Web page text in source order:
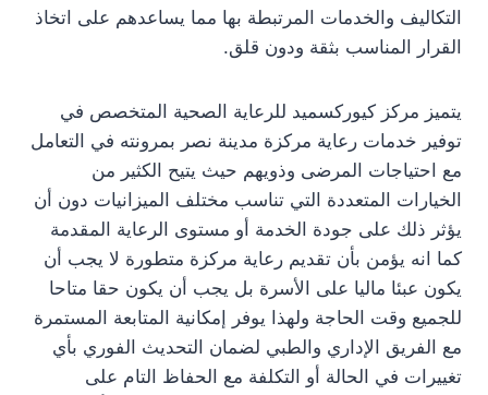
التكاليف والخدمات المرتبطة بها مما يساعدهم على اتخاذ
القرار المناسب بثقة ودون قلق.
يتميز مركز كيوركسميد للرعاية الصحية المتخصص في
توفير خدمات رعاية مركزة مدينة نصر بمرونته في التعامل
مع احتياجات المرضى وذويهم حيث يتيح الكثير من
الخيارات المتعددة التي تناسب مختلف الميزانيات دون أن
يؤثر ذلك على جودة الخدمة أو مستوى الرعاية المقدمة
كما انه يؤمن بأن تقديم رعاية مركزة متطورة لا يجب أن
يكون عبئا ماليا على الأسرة بل يجب أن يكون حقا متاحا
للجميع وقت الحاجة ولهذا يوفر إمكانية المتابعة المستمرة
مع الفريق الإداري والطبي لضمان التحديث الفوري بأي
تغييرات في الحالة أو التكلفة مع الحفاظ التام على